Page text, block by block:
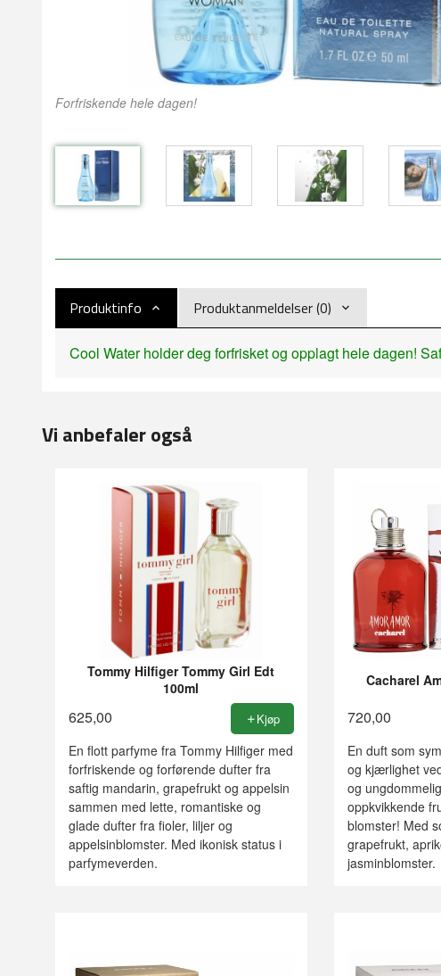
Forfriskende hele dagen!
Produktinfo Produktanmeldelser (0)
Cool Water holder deg forfrisket og opplagt hele dagen!
Vi anbefaler også
Tommy Hilfiger Tommy Girl Edt
100ml
625,00 Kjøp
En flott parfyme fra Tommy Hilfiger med
forfriskende og forførende dufter fra
saftig mandarin, grapefrukt og appelsin
sammen med lette, romantiske og
glade dufter fra fioler, liljer og
appelsinblomster. Med ikonisk status i
parfymeverden.
Cacharel
720,00
En duft som
og kjærlighet
og
oppkvikkende
blomster! Med
grapefrukt,
jasminblomster.